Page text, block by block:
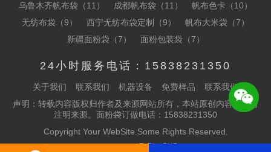
乌鲁木齐帆布袋（11）
成都帆布袋（11）
帆布色卡（10）
无纺布袋（9）
西宁无纺布袋定制（9）
帆布大米袋（7）
新疆面粉袋（7）
面粉包装袋（7）
24小时服务电话：15838231350
关于我们 联系我们 机器设备 免费样品
联系我们
声明：转载内容版权归作者及来源网站所有，本站原创内容转载请
注明来源。面粉袋订做电话：15838231350
Copyright Your WebSite.Some Rights Reserved.
Powered ByZ_BlogPHP